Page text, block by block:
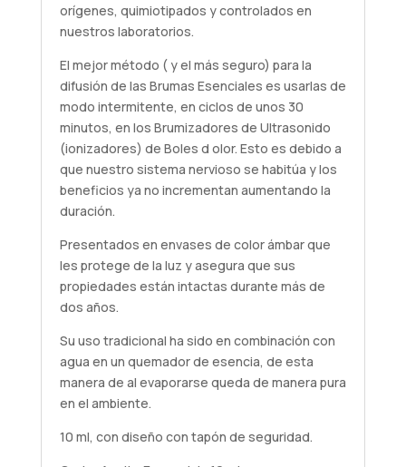
orígenes, quimiotipados y controlados en
nuestros laboratorios.
El mejor método ( y el más seguro) para la
difusión de las Brumas Esenciales es usarlas de
modo intermitente, en ciclos de unos 30
minutos, en los Brumizadores de Ultrasonido
(ionizadores) de Boles d olor. Esto es debido a
que nuestro sistema nervioso se habitúa y los
beneficios ya no incrementan aumentando la
duración.
Presentados en envases de color ámbar que
les protege de la luz y asegura que sus
propiedades están intactas durante más de
dos años.
Su uso tradicional ha sido en combinación con
agua en un quemador de esencia, de esta
manera de al evaporarse queda de manera pura
en el ambiente.
10 ml, con diseño con tapón de seguridad.